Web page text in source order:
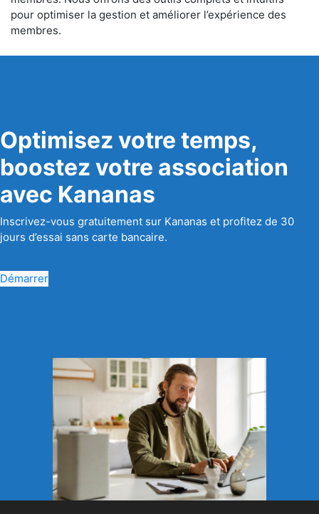
pour optimiser la gestion et améliorer l’expérience des
membres.
Optimisez votre temps,
boostez votre association
avec Kananas
Inscrivez-vous gratuitement sur Kananas et profitez de 30
jours d’essai sans carte bancaire.
Démarrer